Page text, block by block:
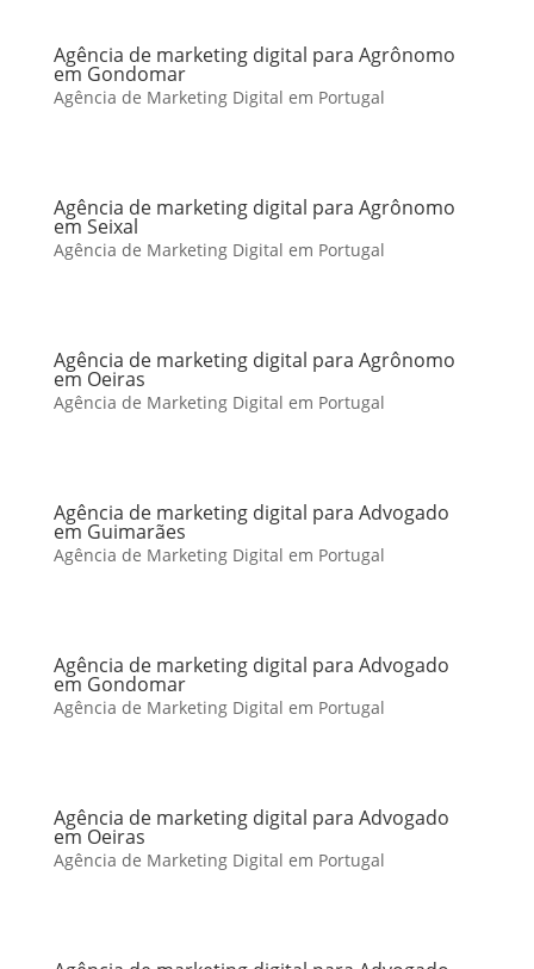
Agência de marketing digital para Agrônomo
em Gondomar
Agência de Marketing Digital em Portugal
Agência de marketing digital para Agrônomo
em Seixal
Agência de Marketing Digital em Portugal
Agência de marketing digital para Agrônomo
em Oeiras
Agência de Marketing Digital em Portugal
Agência de marketing digital para Advogado
em Guimarães
Agência de Marketing Digital em Portugal
Agência de marketing digital para Advogado
em Gondomar
Agência de Marketing Digital em Portugal
Agência de marketing digital para Advogado
em Oeiras
Agência de Marketing Digital em Portugal